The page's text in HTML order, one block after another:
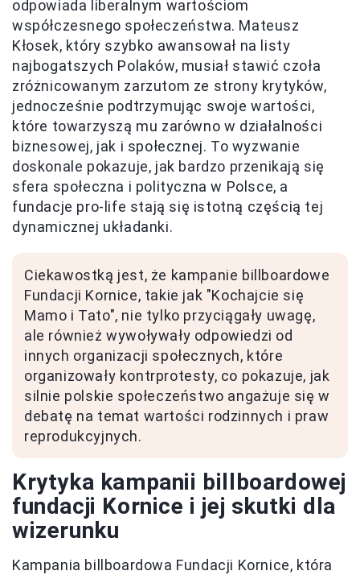
odpowiada liberalnym wartościom
współczesnego społeczeństwa. Mateusz
Kłosek, który szybko awansował na listy
najbogatszych Polaków, musiał stawić czoła
zróżnicowanym zarzutom ze strony krytyków,
jednocześnie podtrzymując swoje wartości,
które towarzyszą mu zarówno w działalności
biznesowej, jak i społecznej. To wyzwanie
doskonale pokazuje, jak bardzo przenikają się
sfera społeczna i polityczna w Polsce, a
fundacje pro-life stają się istotną częścią tej
dynamicznej układanki.
Ciekawostką jest, że kampanie billboardowe
Fundacji Kornice, takie jak "Kochajcie się
Mamo i Tato", nie tylko przyciągały uwagę,
ale również wywoływały odpowiedzi od
innych organizacji społecznych, które
organizowały kontrprotesty, co pokazuje, jak
silnie polskie społeczeństwo angażuje się w
debatę na temat wartości rodzinnych i praw
reprodukcyjnych.
Krytyka kampanii billboardowej
fundacji Kornice i jej skutki dla
wizerunku
Kampania billboardowa Fundacji Kornice, która